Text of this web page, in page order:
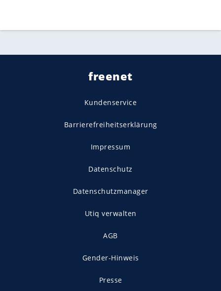
freenet
Kundenservice
Barrierefreiheitserklärung
Impressum
Datenschutz
Datenschutzmanager
Utiq verwalten
AGB
Gender-Hinweis
Presse